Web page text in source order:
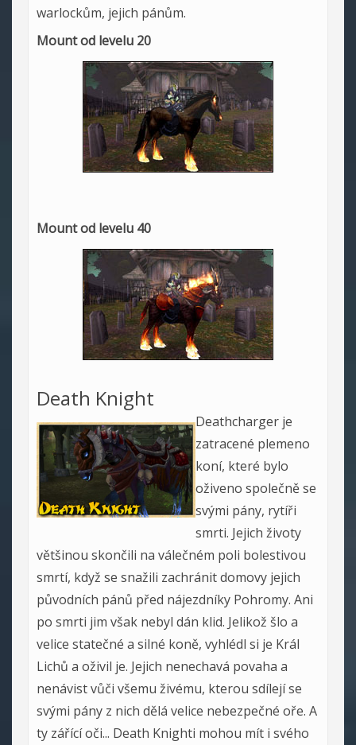
warlockům, jejich pánům.
Mount od levelu 20
Mount od levelu 40
Death Knight
Deathcharger je
zatracené plemeno
koní, které bylo
oživeno společně se
svými pány, rytíři
smrti. Jejich životy
většinou skončili na válečném poli bolestivou
smrtí, když se snažili zachránit domovy jejich
původních pánů před nájezdníky Pohromy. Ani
po smrti jim však nebyl dán klid. Jelikož šlo a
velice statečné a silné koně, vyhlédl si je Král
Lichů a oživil je. Jejich nenechavá povaha a
nenávist vůči všemu živému, kterou sdílejí se
svými pány z nich dělá velice nebezpečné oře. A
ty zářící oči... Death Knighti mohou mít i svého